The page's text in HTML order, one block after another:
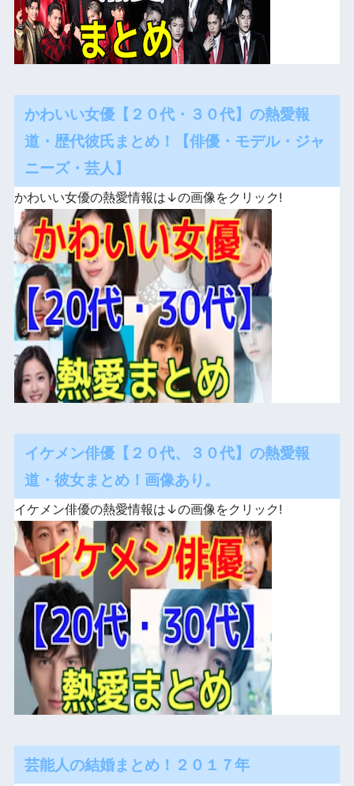
かわいい女優【２０代・３０代】の熱愛報
道・歴代彼氏まとめ！【俳優・モデル・ジャ
ニーズ・芸人】
かわいい女優の熱愛情報は↓の画像をクリック!
イケメン俳優【２０代、３０代】の熱愛報
道・彼女まとめ！画像あり。
イケメン俳優の熱愛情報は↓の画像をクリック!
芸能人の結婚まとめ！２０１７年